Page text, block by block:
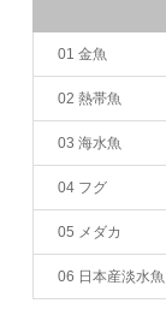
01 金魚
02 熱帯魚
03 海水魚
04 フグ
05 メダカ
06 日本産淡水魚